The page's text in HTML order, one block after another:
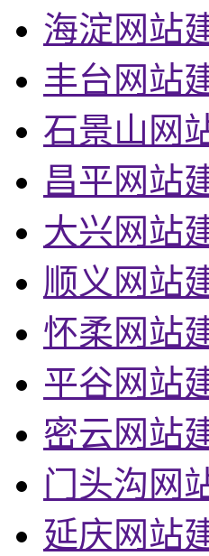
海淀网站
丰台网站
石景山网
昌平网站
大兴网站
顺义网站
怀柔网站
平谷网站
密云网站
门头沟网
延庆网站